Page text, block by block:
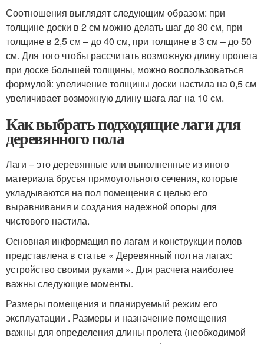
Соотношения выглядят следующим образом: при
толщине доски в 2 см можно делать шаг до 30 см, при
толщине в 2,5 см – до 40 см, при толщине в 3 см – до 50
см. Для того чтобы рассчитать возможную длину пролета
при доске большей толщины, можно воспользоваться
формулой: увеличение толщины доски настила на 0,5 см
увеличивает возможную длину шага лаг на 10 см.
Как выбрать подходящие лаги для
деревянного пола
Лаги – это деревянные или выполненные из иного
материала брусья прямоугольного сечения, которые
укладываются на пол помещения с целью его
выравнивания и создания надежной опоры для
чистового настила.
Основная информация по лагам и конструкции полов
представлена в статье « Деревянный пол на лагах:
устройство своими руками ». Для расчета наиболее
важны следующие моменты.
Размеры помещения и планируемый режим его
эксплуатации . Размеры и назначение помещения
важны для определения длины пролета (необходимой